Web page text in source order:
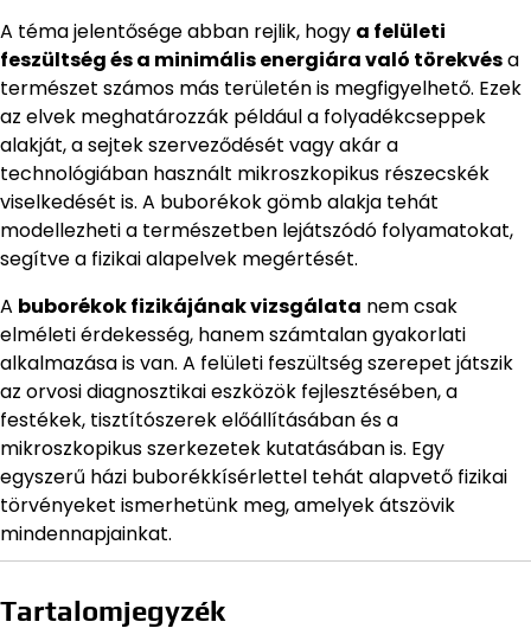
A téma jelentősége abban rejlik, hogy a felületi
feszültség és a minimális energiára való törekvésa
természet számos más területén is megfigyelhető. Ezek
az elvek meghatározzák például a folyadékcseppek
alakját, a sejtek szerveződését vagy akár a
technológiában használt mikroszkopikus részecskék
viselkedését is. A buborékok gömb alakja tehát
modellezheti a természetben lejátszódó folyamatokat,
segítve a fizikai alapelvek megértését.
A buborékok fizikájának vizsgálata nem csak
elméleti érdekesség, hanem számtalan gyakorlati
alkalmazása is van. A felületi feszültség szerepet játszik
az orvosi diagnosztikai eszközök fejlesztésében, a
festékek, tisztítószerek előállításában és a
mikroszkopikus szerkezetek kutatásában is. Egy
egyszerű házi buborékkísérlettel tehát alapvető fizikai
törvényeket ismerhetünk meg, amelyek átszövik
mindennapjainkat.
Tartalomjegyzék